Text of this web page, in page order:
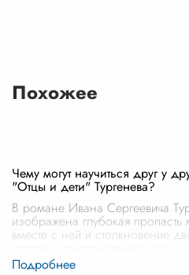
Похожее
Чему могут научиться друг у
"Отцы и дети" Тургенева?
В романе Ивана Сергеевича
изображена глубокая
вместе с ней и столкновение